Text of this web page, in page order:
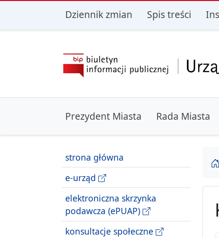
przejdź do głównego menu przejdź do treści
Dziennik zmian Spis treści
Prezydent Miasta Rada Miasta
strona główna
e-urząd
elektroniczna skrzynka
podawcza (ePUAP)
konsultacje społeczne